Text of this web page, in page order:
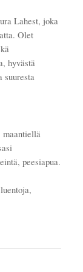
Lahest, joka
Olet
hyvästä
suuresta
maantiellä
peesiapua.